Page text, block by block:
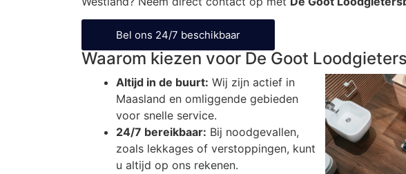
Bel ons 24/7 beschikbaar
Waarom kiezen voor De Goot
Altijd in de buurt: Wij zijn actief in
Maasland en omliggende gebieden
voor snelle service.
24/7 bereikbaar: Bij noodgevallen,
zoals lekkages of verstoppingen, kunt
u altijd op ons rekenen.